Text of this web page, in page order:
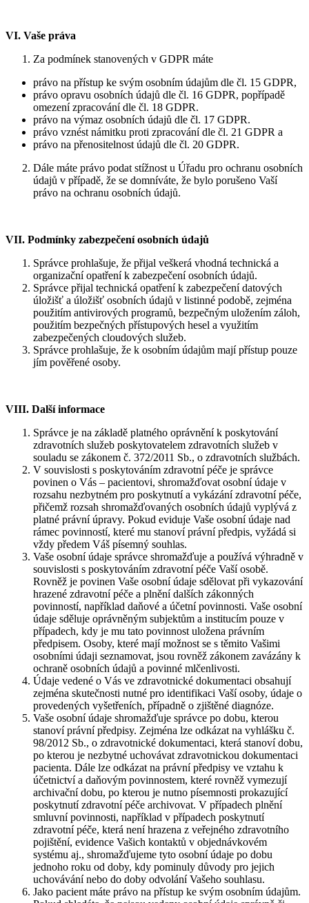
VI. Vaše práva
Za podmínek stanovených v GDPR máte
právo na přístup ke svým osobním údajům dle čl. 15 GDPR,
právo opravu osobních údajů dle čl. 16 GDPR, popřípadě
omezení zpracování dle čl. 18 GDPR.
právo na výmaz osobních údajů dle čl. 17 GDPR.
právo vznést námitku proti zpracování dle čl. 21 GDPR a
právo na přenositelnost údajů dle čl. 20 GDPR.
Dále máte právo podat stížnost u Úřadu pro ochranu osobních
údajů v případě, že se domníváte, že bylo porušeno Vaší
právo na ochranu osobních údajů.
VII. Podmínky zabezpečení osobních údajů
Správce prohlašuje, že přijal veškerá vhodná technická a
organizační opatření k zabezpečení osobních údajů.
Správce přijal technická opatření k zabezpečení datových
úložišť a úložišť osobních údajů v listinné podobě, zejména
použitím antivirových programů, bezpečným uložením záloh,
použitím bezpečných přístupových hesel a využitím
zabezpečených cloudových služeb.
Správce prohlašuje, že k osobním údajům mají přístup pouze
jím pověřené osoby.
VIII. Další informace
Správce je na základě platného oprávnění k poskytování
zdravotních služeb poskytovatelem zdravotních služeb v
souladu se zákonem č. 372/2011 Sb., o zdravotních službách.
V souvislosti s poskytováním zdravotní péče je správce
povinen o Vás – pacientovi, shromažďovat osobní údaje v
rozsahu nezbytném pro poskytnutí a vykázání zdravotní péče,
přičemž rozsah shromažďovaných osobních údajů vyplývá z
platné právní úpravy. Pokud eviduje Vaše osobní údaje nad
rámec povinností, které mu stanoví právní předpis, vyžádá si
vždy předem Váš písemný souhlas.
Vaše osobní údaje správce shromažďuje a používá výhradně v
souvislosti s poskytováním zdravotní péče Vaší osobě.
Rovněž je povinen Vaše osobní údaje sdělovat při vykazování
hrazené zdravotní péče a plnění dalších zákonných
povinností, například daňové a účetní povinnosti. Vaše osobní
údaje sděluje oprávněným subjektům a institucím pouze v
případech, kdy je mu tato povinnost uložena právním
předpisem. Osoby, které mají možnost se s těmito Vašimi
osobními údaji seznamovat, jsou rovněž zákonem zavázány k
ochraně osobních údajů a povinné mlčenlivosti.
Údaje vedené o Vás ve zdravotnické dokumentaci obsahují
zejména skutečnosti nutné pro identifikaci Vaší osoby, údaje o
provedených vyšetřeních, případně o zjištěné diagnóze.
Vaše osobní údaje shromažďuje správce po dobu, kterou
stanoví právní předpisy. Zejména lze odkázat na vyhlášku č.
98/2012 Sb., o zdravotnické dokumentaci, která stanoví dobu,
po kterou je nezbytné uchovávat zdravotnickou dokumentaci
pacienta. Dále lze odkázat na právní předpisy ve vztahu k
účetnictví a daňovým povinnostem, které rovněž vymezují
archivační dobu, po kterou je nutno písemnosti prokazující
poskytnutí zdravotní péče archivovat. V případech plnění
smluvní povinnosti, například v případech poskytnutí
zdravotní péče, která není hrazena z veřejného zdravotního
pojištění, evidence Vašich kontaktů v objednávkovém
systému aj., shromažďujeme tyto osobní údaje po dobu
jednoho roku od doby, kdy pominuly důvody pro jejich
uchovávání nebo do doby odvolání Vašeho souhlasu.
Jako pacient máte právo na přístup ke svým osobním údajům.